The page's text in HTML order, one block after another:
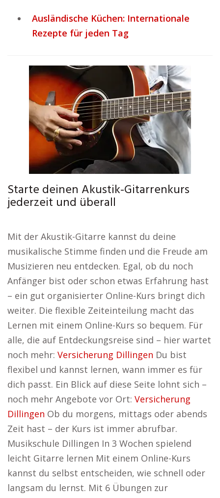
Ausländische Küchen: Internationale
Rezepte für jeden Tag
Starte deinen Akustik-Gitarrenkurs
jederzeit und überall
Mit der Akustik-Gitarre kannst du deine
musikalische Stimme finden und die Freude am
Musizieren neu entdecken. Egal, ob du noch
Anfänger bist oder schon etwas Erfahrung hast
– ein gut organisierter Online-Kurs bringt dich
weiter. Die flexible Zeiteinteilung macht das
Lernen mit einem Online-Kurs so bequem. Für
alle, die auf Entdeckungsreise sind – hier wartet
noch mehr: Versicherung Dillingen Du bist
flexibel und kannst lernen, wann immer es für
dich passt. Ein Blick auf diese Seite lohnt sich –
noch mehr Angebote vor Ort: Versicherung
Dillingen Ob du morgens, mittags oder abends
Zeit hast – der Kurs ist immer abrufbar.
Musikschule Dillingen In 3 Wochen spielend
leicht Gitarre lernen Mit einem Online-Kurs
kannst du selbst entscheiden, wie schnell oder
langsam du lernst. Mit 6 Übungen zur